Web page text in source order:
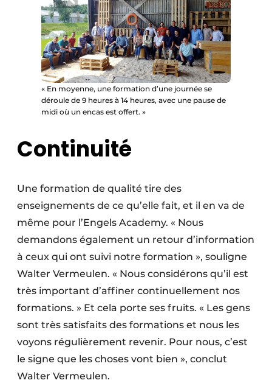
« En moyenne, une formation d’une journée se
déroule de 9 heures à 14 heures, avec une pause de
midi où un encas est offert. »
Continuité
Une formation de qualité tire des
enseignements de ce qu’elle fait, et il en va de
même pour ­l’Engels Academy. « Nous
demandons également un retour d’information
à ceux qui ont suivi notre formation », souligne
Walter Vermeulen. « Nous considérons qu’il est
très important d’affiner continuellement nos
formations. » Et cela porte ses fruits. « Les gens
sont très satisfaits des formations et nous les
voyons régulièrement revenir. Pour nous, c’est
le signe que les choses vont bien », conclut
Walter Vermeulen.